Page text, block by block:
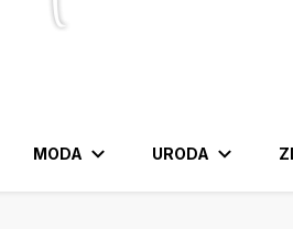
MODA URODA